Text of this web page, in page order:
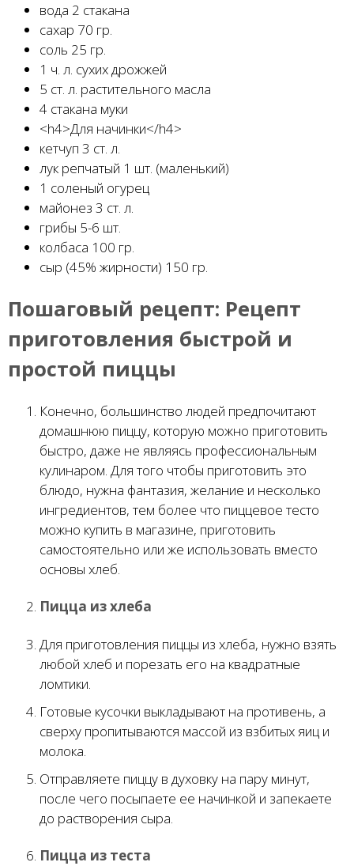
вода 2 стакана
сахар 70 гр.
соль 25 гр.
1 ч. л. сухих дрожжей
5 ст. л. растительного масла
4 стакана муки
<h4>Для начинки</h4>
кетчуп 3 ст. л.
лук репчатый 1 шт. (маленький)
1 соленый огурец
майонез 3 ст. л.
грибы 5-6 шт.
колбаса 100 гр.
сыр (45% жирности) 150 гр.
Пошаговый рецепт: Рецепт
приготовления быстрой и
простой пиццы
Конечно, большинство людей предпочитают
домашнюю пиццу, которую можно приготовить
быстро, даже не являясь профессиональным
кулинаром. Для того чтобы приготовить это
блюдо, нужна фантазия, желание и несколько
ингредиентов, тем более что пиццевое тесто
можно купить в магазине, приготовить
самостоятельно или же использовать вместо
основы хлеб.
Пицца из хлеба
Для приготовления пиццы из хлеба, нужно взять
любой хлеб и порезать его на квадратные
ломтики.
Готовые кусочки выкладывают на противень, а
сверху пропитываются массой из взбитых яиц и
молока.
Отправляете пиццу в духовку на пару минут,
после чего посыпаете ее начинкой и запекаете
до растворения сыра.
Пицца из теста